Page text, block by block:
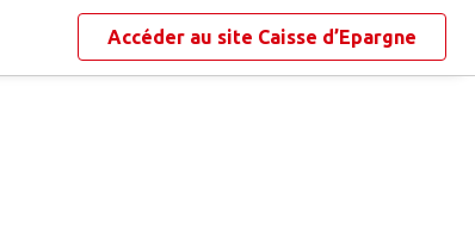
Accéder au site Caisse d’Epargne